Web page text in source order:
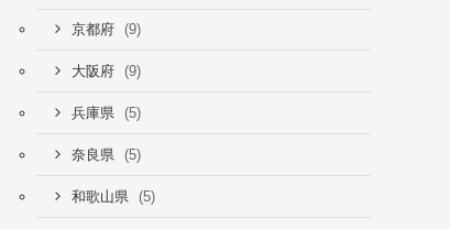
京都府 (9)
大阪府 (9)
兵庫県 (5)
奈良県 (5)
和歌山県 (5)